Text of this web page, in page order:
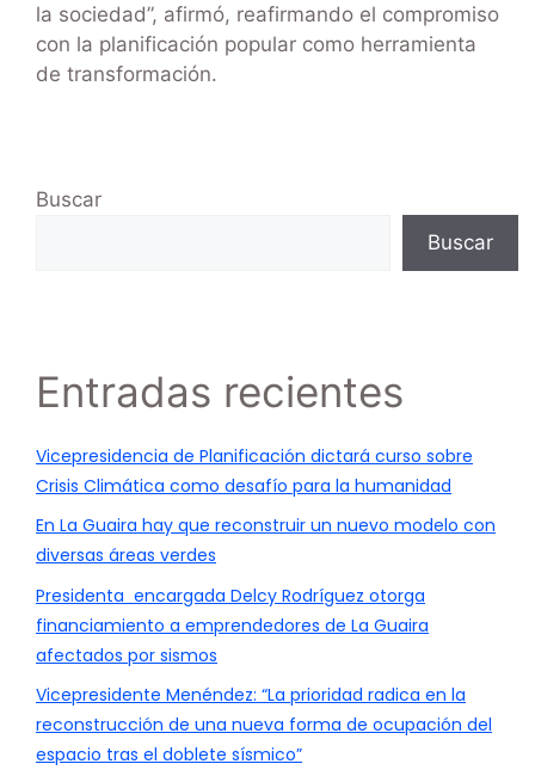
la sociedad”, afirmó, reafirmando el compromiso
con la planificación popular como herramienta
de transformación.
Buscar
Buscar
Entradas recientes
Vicepresidencia de Planificación dictará curso sobre
Crisis Climática como desafío para la humanidad
En La Guaira hay que reconstruir un nuevo modelo con
diversas áreas verdes
Presidenta encargada Delcy Rodríguez otorga
financiamiento a emprendedores de La Guaira
afectados por sismos
Vicepresidente Menéndez: “La prioridad radica en la
reconstrucción de una nueva forma de ocupación del
espacio tras el doblete sísmico”